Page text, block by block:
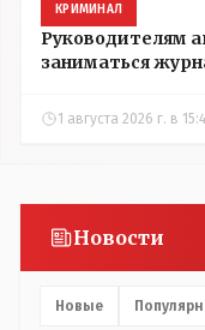
КРИМИНАЛ
Руководителям
заниматься
1 августа 2026 г. в
Новости
Новые